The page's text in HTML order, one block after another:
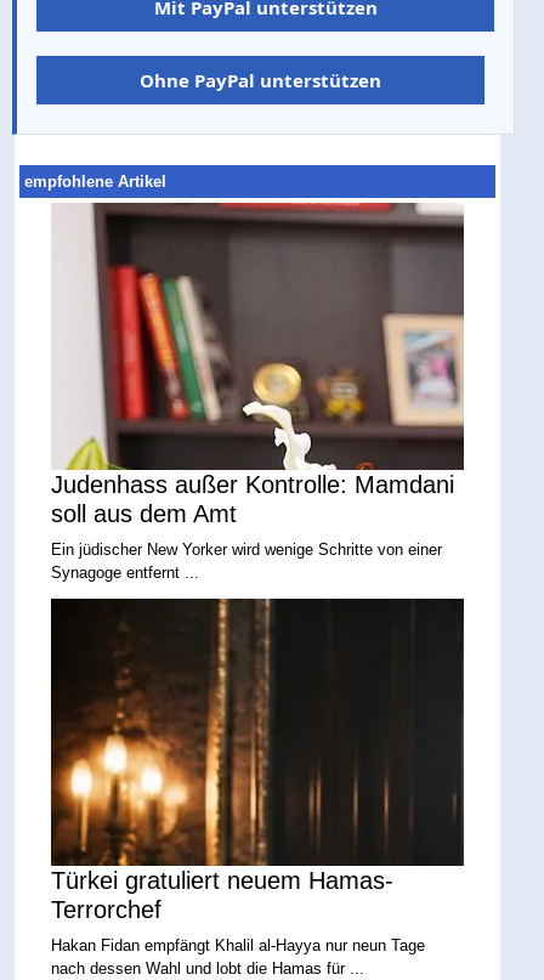
Mit PayPal unterstützen
Ohne PayPal unterstützen
empfohlene Artikel
Judenhass außer Kontrolle: Mamdani
soll aus dem Amt
Ein jüdischer New Yorker wird wenige Schritte von einer
Synagoge entfernt ...
Türkei gratuliert neuem Hamas-
Terrorchef
Hakan Fidan empfängt Khalil al-Hayya nur neun Tage
nach dessen Wahl und lobt die Hamas für ...